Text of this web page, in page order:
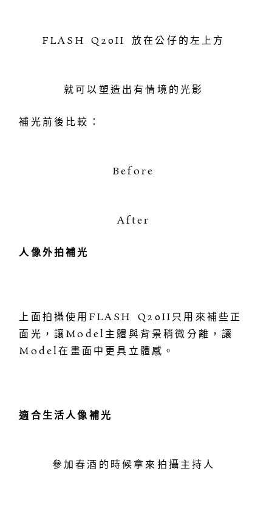
FLASH Q20II 放在公仔的左上方
就可以塑造出有情境的光影
補光前後比較：
Before
After
人像外拍補光
上面拍攝使用FLASH Q20II只用來補些正
面光，讓Model主體與背景稍微分離，讓
Model在畫面中更具立體感。
適合生活人像補光
參加春酒的時候拿來拍攝主持人